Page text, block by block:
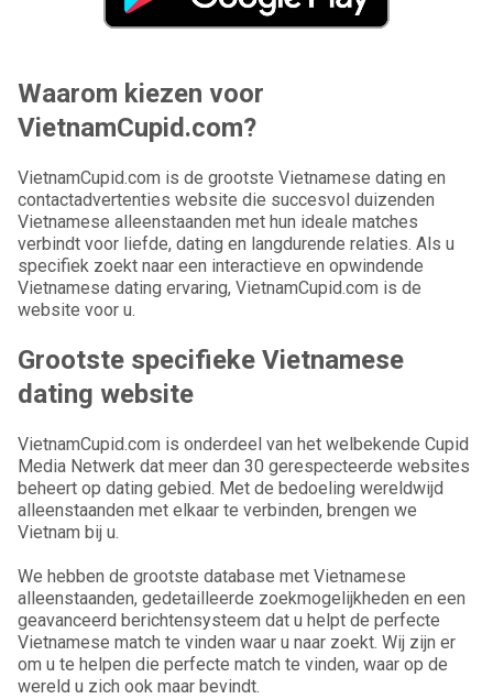
Waarom kiezen voor
VietnamCupid.com?
VietnamCupid.com is de grootste Vietnamese dating en
contactadvertenties website die succesvol duizenden
Vietnamese alleenstaanden met hun ideale matches
verbindt voor liefde, dating en langdurende relaties. Als u
specifiek zoekt naar een interactieve en opwindende
Vietnamese dating ervaring, VietnamCupid.com is de
website voor u.
Grootste specifieke Vietnamese
dating website
VietnamCupid.com is onderdeel van het welbekende Cupid
Media Netwerk dat meer dan 30 gerespecteerde websites
beheert op dating gebied. Met de bedoeling wereldwijd
alleenstaanden met elkaar te verbinden, brengen we
Vietnam bij u.
We hebben de grootste database met Vietnamese
alleenstaanden, gedetailleerde zoekmogelijkheden en een
geavanceerd berichtensysteem dat u helpt de perfecte
Vietnamese match te vinden waar u naar zoekt. Wij zijn er
om u te helpen die perfecte match te vinden, waar op de
wereld u zich ook maar bevindt.